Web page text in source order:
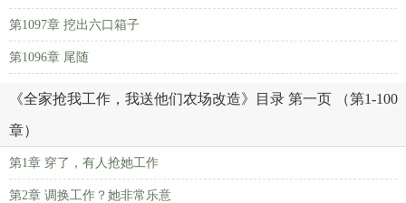
第1097章 挖出六口箱子
第1096章 尾随
《全家抢我工作，我送他们农场改造》目录 第一页 （第1-100
章）
第1章 穿了，有人抢她工作
第2章 调换工作？她非常乐意